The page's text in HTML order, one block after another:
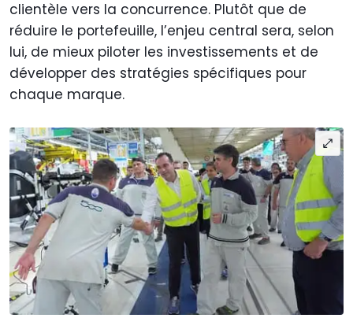
clientèle vers la concurrence. Plutôt que de
réduire le portefeuille, l’enjeu central sera, selon
lui, de mieux piloter les investissements et de
développer des stratégies spécifiques pour
chaque marque.